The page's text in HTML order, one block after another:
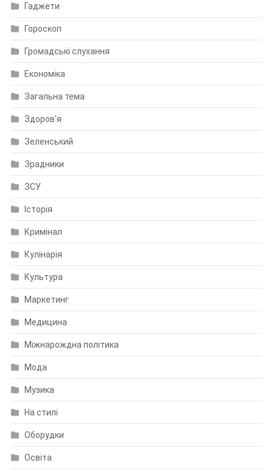
Гаджети
Гороскоп
Громадські слухання
Економіка
Загальна тема
Здоров'я
Зеленський
Зрадники
ЗСУ
Історія
Кримінал
Кулінарія
Культура
Маркетинг
Медицина
Міжнарождна політика
Мода
Музика
На стилі
Оборудки
Освіта